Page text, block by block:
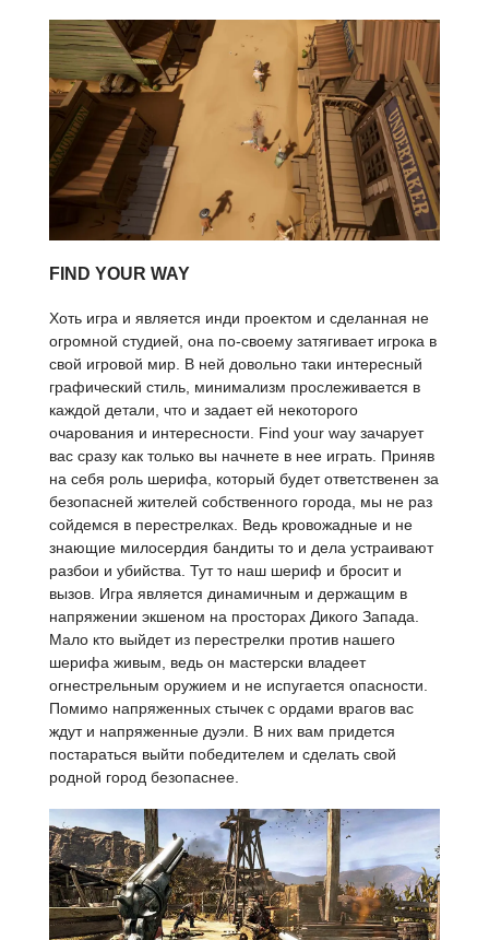
FIND YOUR WAY
Хоть игра и является инди проектом и сделанная не
огромной студией, она по-своему затягивает игрока в
свой игровой мир. В ней довольно таки интересный
графический стиль, минимализм прослеживается в
каждой детали, что и задает ей некоторого
очарования и интересности. Find your way зачарует
вас сразу как только вы начнете в нее играть. Приняв
на себя роль шерифа, который будет ответственен за
безопасней жителей собственного города, мы не раз
сойдемся в перестрелках. Ведь кровожадные и не
знающие милосердия бандиты то и дела устраивают
разбои и убийства. Тут то наш шериф и бросит и
вызов. Игра является динамичным и держащим в
напряжении экшеном на просторах Дикого Запада.
Мало кто выйдет из перестрелки против нашего
шерифа живым, ведь он мастерски владеет
огнестрельным оружием и не испугается опасности.
Помимо напряженных стычек с ордами врагов вас
ждут и напряженные дуэли. В них вам придется
постараться выйти победителем и сделать свой
родной город безопаснее.